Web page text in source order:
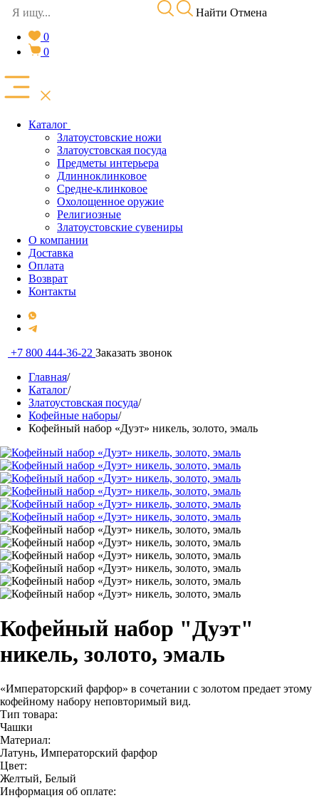
Найти Отмена
0
0
Каталог
Златоустовские ножи
Златоустовская посуда
Предметы интерьера
Длинноклинковое
Средне-клинковое
Охолощенное оружие
Религиозные
Златоустовские сувениры
О компании
Доставка
Оплата
Возврат
Контакты
+7 800 444-36-22 Заказать звонок
Главная/
Каталог/
Златоустовская посуда/
Кофейные наборы/
Кофейный набор «Дуэт» никель, золото, эмаль
Кофейный набор "Дуэт"
никель, золото, эмаль
«Императорский фарфор» в сочетании с золотом предает этому
кофейному набору неповторимый вид.
Тип товара:
Чашки
Материал:
Латунь, Императорский фарфор
Цвет:
Желтый, Белый
Информация об оплате: